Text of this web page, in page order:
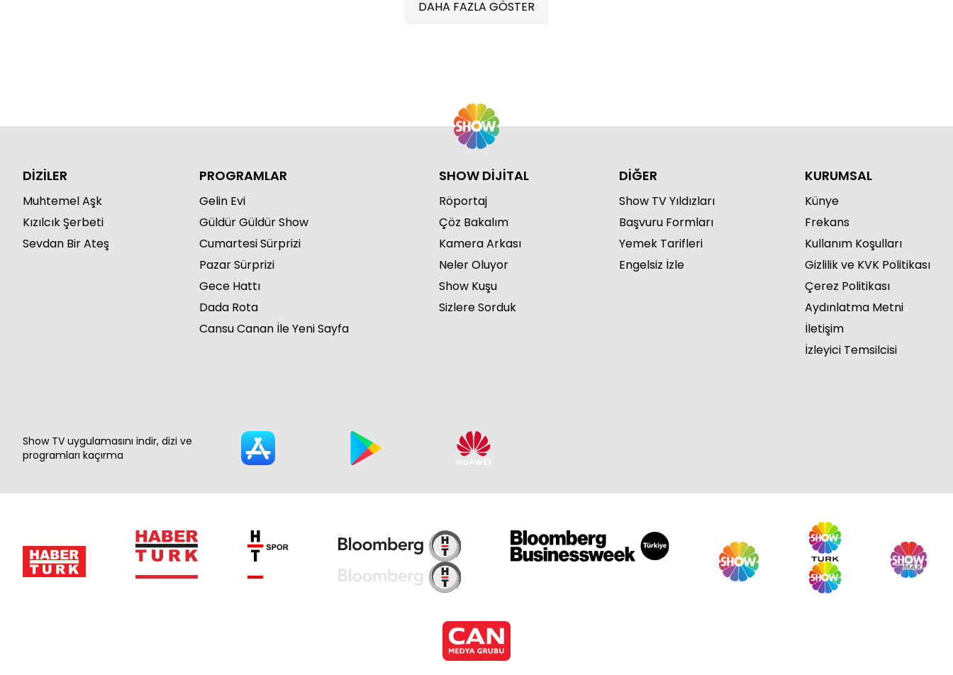
Bölüm
Cansu Canan ile Yeni Sayfa 51.
Bölüm
DAHA FAZLA GÖSTER
DİZİLER
Muhtemel Aşk
Kızılcık Şerbeti
Sevdan Bir Ateş
PROGRAMLAR
Gelin Evi
Güldür Güldür Show
Cumartesi Sürprizi
Pazar Sürprizi
Gece Hattı
Dada Rota
Cansu Canan İle Yeni Sayfa
SHOW DİJİTAL
Röportaj
Çöz Bakalım
Kamera Arkası
Neler Oluyor
Show Kuşu
Sizlere Sorduk
DİĞER
Show TV Yıldızları
Başvuru Formları
Yemek Tarifleri
Engelsiz İzle
KURUMSAL
Künye
Frekans
Kullanım Koşulları
Gizlilik ve KVK Politikası
Çerez Politikası
Aydınlatma Metni
İletişim
İzleyici Temsilcisi
Show TV uygulamasını indir, dizi ve
programları kaçırma